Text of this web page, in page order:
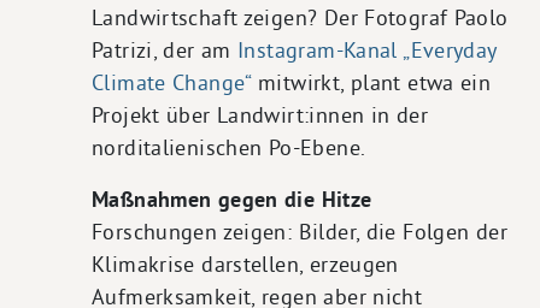
Landwirtschaft zeigen? Der Fotograf Paolo
Patrizi, der am Instagram-Kanal „Everyday
Climate Change“mitwirkt, plant etwa ein
Projekt über Landwirt:innen in der
norditalienischen Po-Ebene.
Maßnahmen gegen die Hitze
Forschungen zeigen: Bilder, die Folgen der
Klimakrise darstellen, erzeugen
Aufmerksamkeit, regen aber nicht